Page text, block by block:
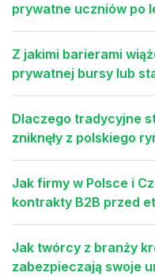
prywatne uczniów po
Z jakimi barierami
prywatnej bursy lub
Dlaczego tradycyjne
zniknęły z polskiego
Jak firmy w Polsce i
kontrakty B2B przed
Jak twórcy z branży
zabezpieczają swoje